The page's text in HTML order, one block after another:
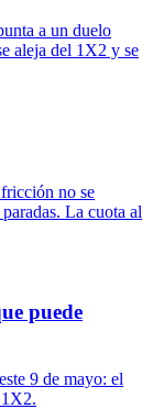
a un duelo
aleja del 1X2 y se
no se
La cuota al
puede
9 de mayo: el